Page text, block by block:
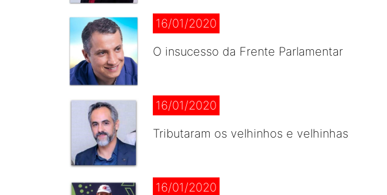
16/01/2020
O insucesso da Frente Parlamentar
16/01/2020
Tributaram os velhinhos e velhinhas
16/01/2020